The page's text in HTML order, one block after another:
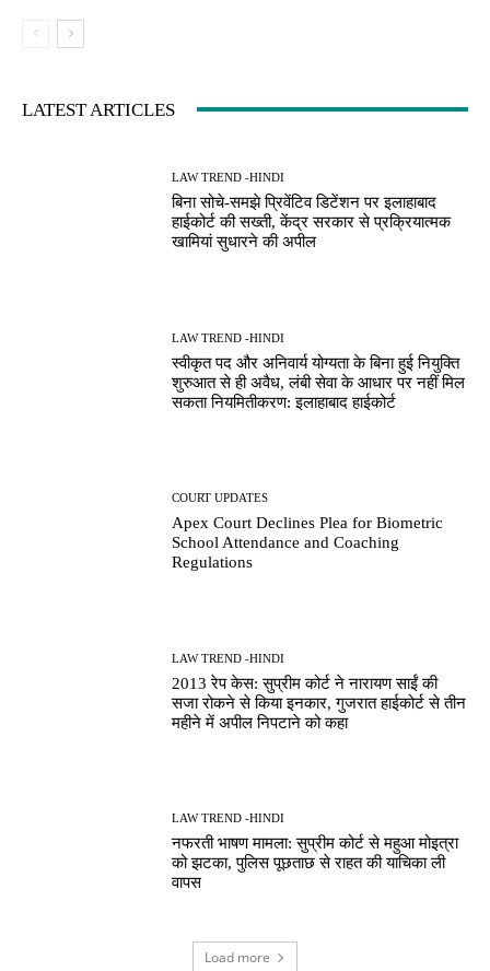
LATEST ARTICLES
LAW TREND -HINDI
बिना सोचे-समझे प्रिवेंटिव डिटेंशन पर इलाहाबाद
हाईकोर्ट की सख्ती, केंद्र सरकार से प्रक्रियात्मक
खामियां सुधारने की अपील
LAW TREND -HINDI
स्वीकृत पद और अनिवार्य योग्यता के बिना हुई नियुक्ति
शुरुआत से ही अवैध, लंबी सेवा के आधार पर नहीं मिल
सकता नियमितीकरण: इलाहाबाद हाईकोर्ट
COURT UPDATES
Apex Court Declines Plea for Biometric
School Attendance and Coaching
Regulations
LAW TREND -HINDI
2013 रेप केस: सुप्रीम कोर्ट ने नारायण साईं की
सजा रोकने से किया इनकार, गुजरात हाईकोर्ट से तीन
महीने में अपील निपटाने को कहा
LAW TREND -HINDI
नफरती भाषण मामला: सुप्रीम कोर्ट से महुआ मोइत्रा
को झटका, पुलिस पूछताछ से राहत की याचिका ली
वापस
Load more